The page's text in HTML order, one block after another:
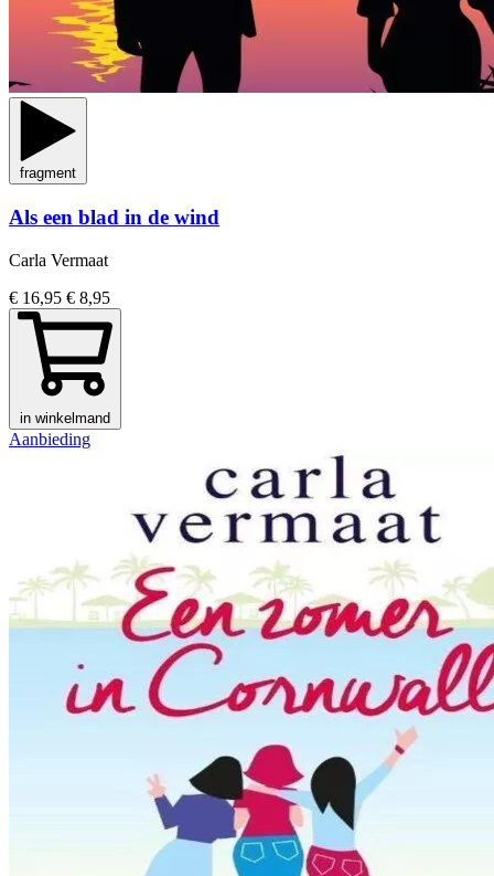
fragment
Als een blad in de wind
Carla Vermaat
€ 16,95 € 8,95
in winkelmand
Aanbieding